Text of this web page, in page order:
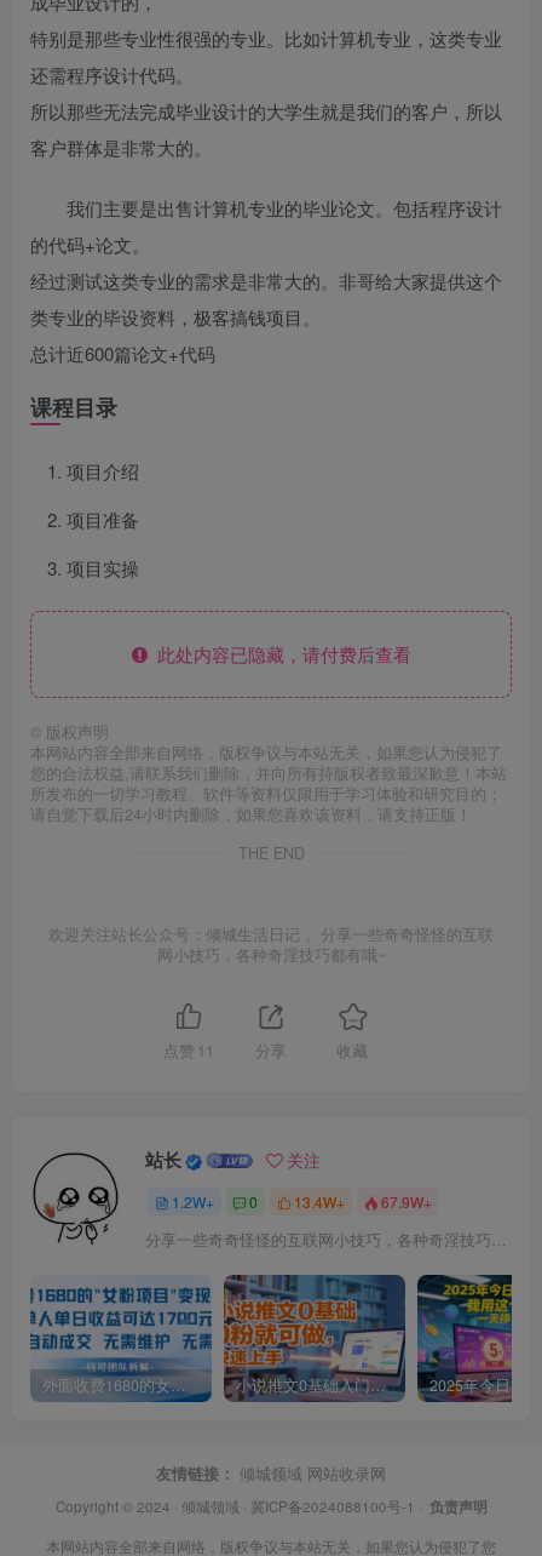
特别是那些专业性很强的专业。比如计算机专业，这类专业
还需程序设计代码。
所以那些无法完成毕业设计的大学生就是我们的客户，所以
客户群体是非常大的。
我们主要是出售计算机专业的毕业论文。包括程序设计
的代码+论文。
经过测试这类专业的需求是非常大的。非哥给大家提供这个
类专业的毕设资料，极客搞钱项目。
总计近600篇论文+代码
课程目录
项目介绍
项目准备
项目实操
此处内容已隐藏，请付费后查看
© 版权声明
本网站内容全部来自网络，版权争议与本站无关，如果您认为侵犯了
您的合法权益,请联系我们删除，并向所有持版权者致最深歉意！本站
所发布的一切学习教程、软件等资料仅限用于学习体验和研究目的；
请自觉下载后24小时内删除，如果您喜欢该资料，请支持正版！
THE END
欢迎关注站长公众号：倾城生活日记 。分享一些奇奇怪怪的互联
网小技巧，各种奇淫技巧都有哦~
点赞 11 分享 收藏
站长 关注
1.2W+ 0 13.4W+ 67.9W+
分享一些奇奇怪怪的互联网小技巧，各种奇淫技巧都在本站。
外面收费1680的女粉项目变现，单人单日收益可达1.7k，全自动成交无需维护 小说推文0基础入门教程，0粉就可做，快速上手
友情链接： 倾城领域 网站收录网
Copyright © 2024 · 倾城领域 · 冀ICP备2024088100号-1 · 负责声明
本网站内容全部来自网络，版权争议与本站无关，如果您认为侵犯了您